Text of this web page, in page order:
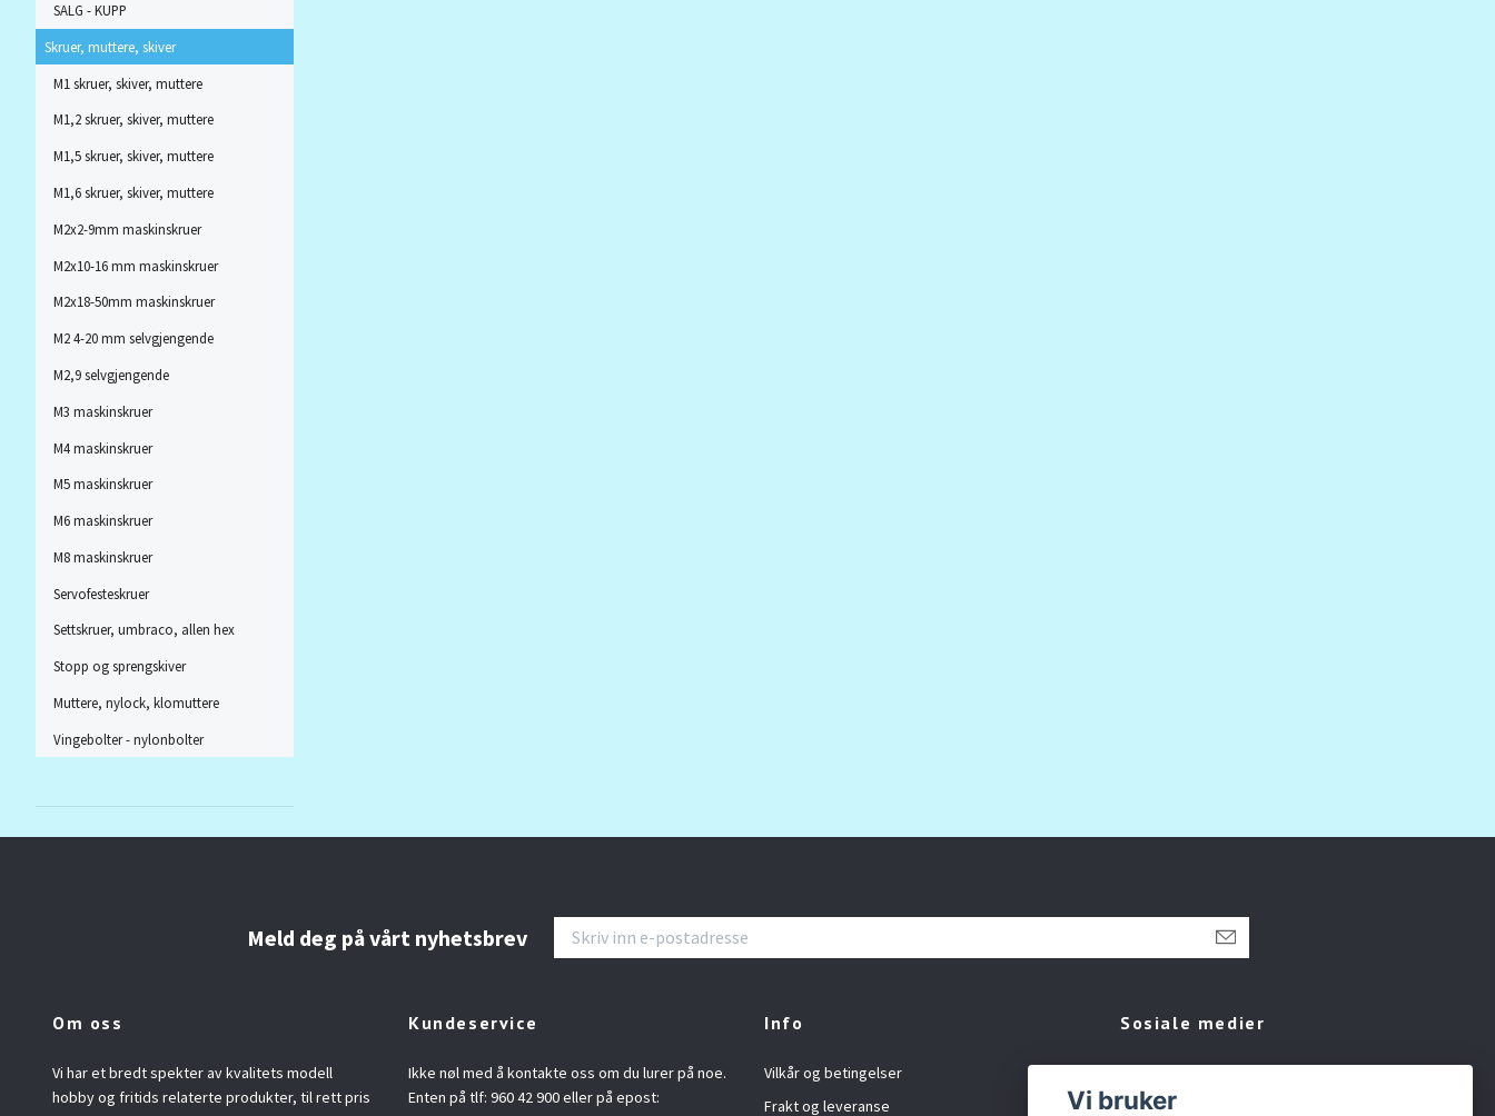
SALG - KUPP
Skruer, muttere, skiver
M1 skruer, skiver, muttere
M1,2 skruer, skiver, muttere
M1,5 skruer, skiver, muttere
M1,6 skruer, skiver, muttere
M2x2-9mm maskinskruer
M2x10-16 mm maskinskruer
M2x18-50mm maskinskruer
M2 4-20 mm selvgjengende
M2,9 selvgjengende
M3 maskinskruer
M4 maskinskruer
M5 maskinskruer
M6 maskinskruer
M8 maskinskruer
Servofesteskruer
Settskruer, umbraco, allen hex
Stopp og sprengskiver
Muttere, nylock, klomuttere
Vingebolter - nylonbolter
Meld deg på vårt nyhetsbrev
Om oss
Vi har et bredt spekter av kvalitets modell
hobby og fritids relaterte produkter, til rett pris
Kundeservice
Ikke nøl med å kontakte oss om du lurer på noe.
Enten på tlf: 960 42 900 eller på epost:
Info
Vilkår og betingelser
Frakt og leveranse
Sosiale medier
Vi bruker